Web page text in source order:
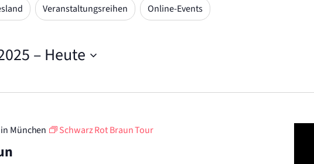
Veranstaltungsreihen Online-Events
– Heute
in München Schwarz Rot Braun Tour